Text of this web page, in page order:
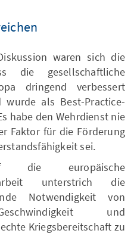
waren sich die
die gesellschaftliche
dringend verbessert
als Best-Practice-
habe den Wehrdienst nie
Faktor für die Förderung
sei.
europäische
unterstrich die
Notwendigkeit von
und
Kriegsbereitschaft zu